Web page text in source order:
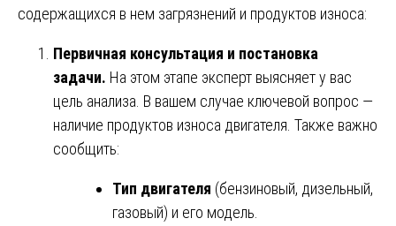
содержащихся в нем загрязнений и продуктов износа:
Первичная консультация и постановка
задачи. На этом этапе эксперт выясняет у вас
цель анализа. В вашем случае ключевой вопрос —
наличие продуктов износа двигателя. Также важно
сообщить:
Тип двигателя (бензиновый, дизельный,
газовый) и его модель.